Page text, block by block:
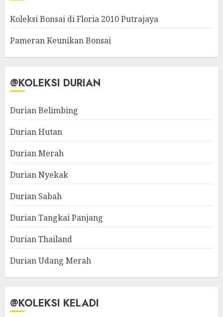
Koleksi Bonsai di Floria 2010 Putrajaya
Pameran Keunikan Bonsai
@KOLEKSI DURIAN
Durian Belimbing
Durian Hutan
Durian Merah
Durian Nyekak
Durian Sabah
Durian Tangkai Panjang
Durian Thailand
Durian Udang Merah
@KOLEKSI KELADI